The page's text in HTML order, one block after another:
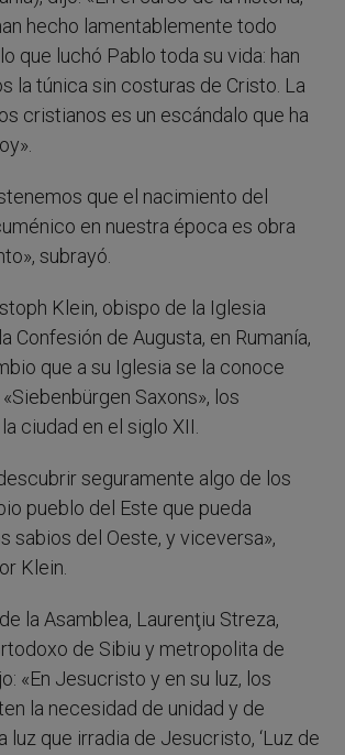
hecho lamentablemente todo
que luchó Pablo toda su vida: han
la túnica sin costuras de Cristo. La
cristianos es un escándalo que ha
que el nacimiento del
en nuestra época es obra
subrayó.
Klein, obispo de la Iglesia
Confesión de Augusta, en Rumanía,
que a su Iglesia se la conoce
Saxons», los
ciudad en el siglo XII.
seguramente algo de los
pueblo del Este que pueda
sabios del Oeste, y viceversa»,
Klein.
la Asamblea, Laurenţiu Streza,
de Sibiu y metropolita de
«En Jesucristo y en su luz, los
la necesidad de unidad y de
luz que irradia de Jesucristo, ‘Luz de